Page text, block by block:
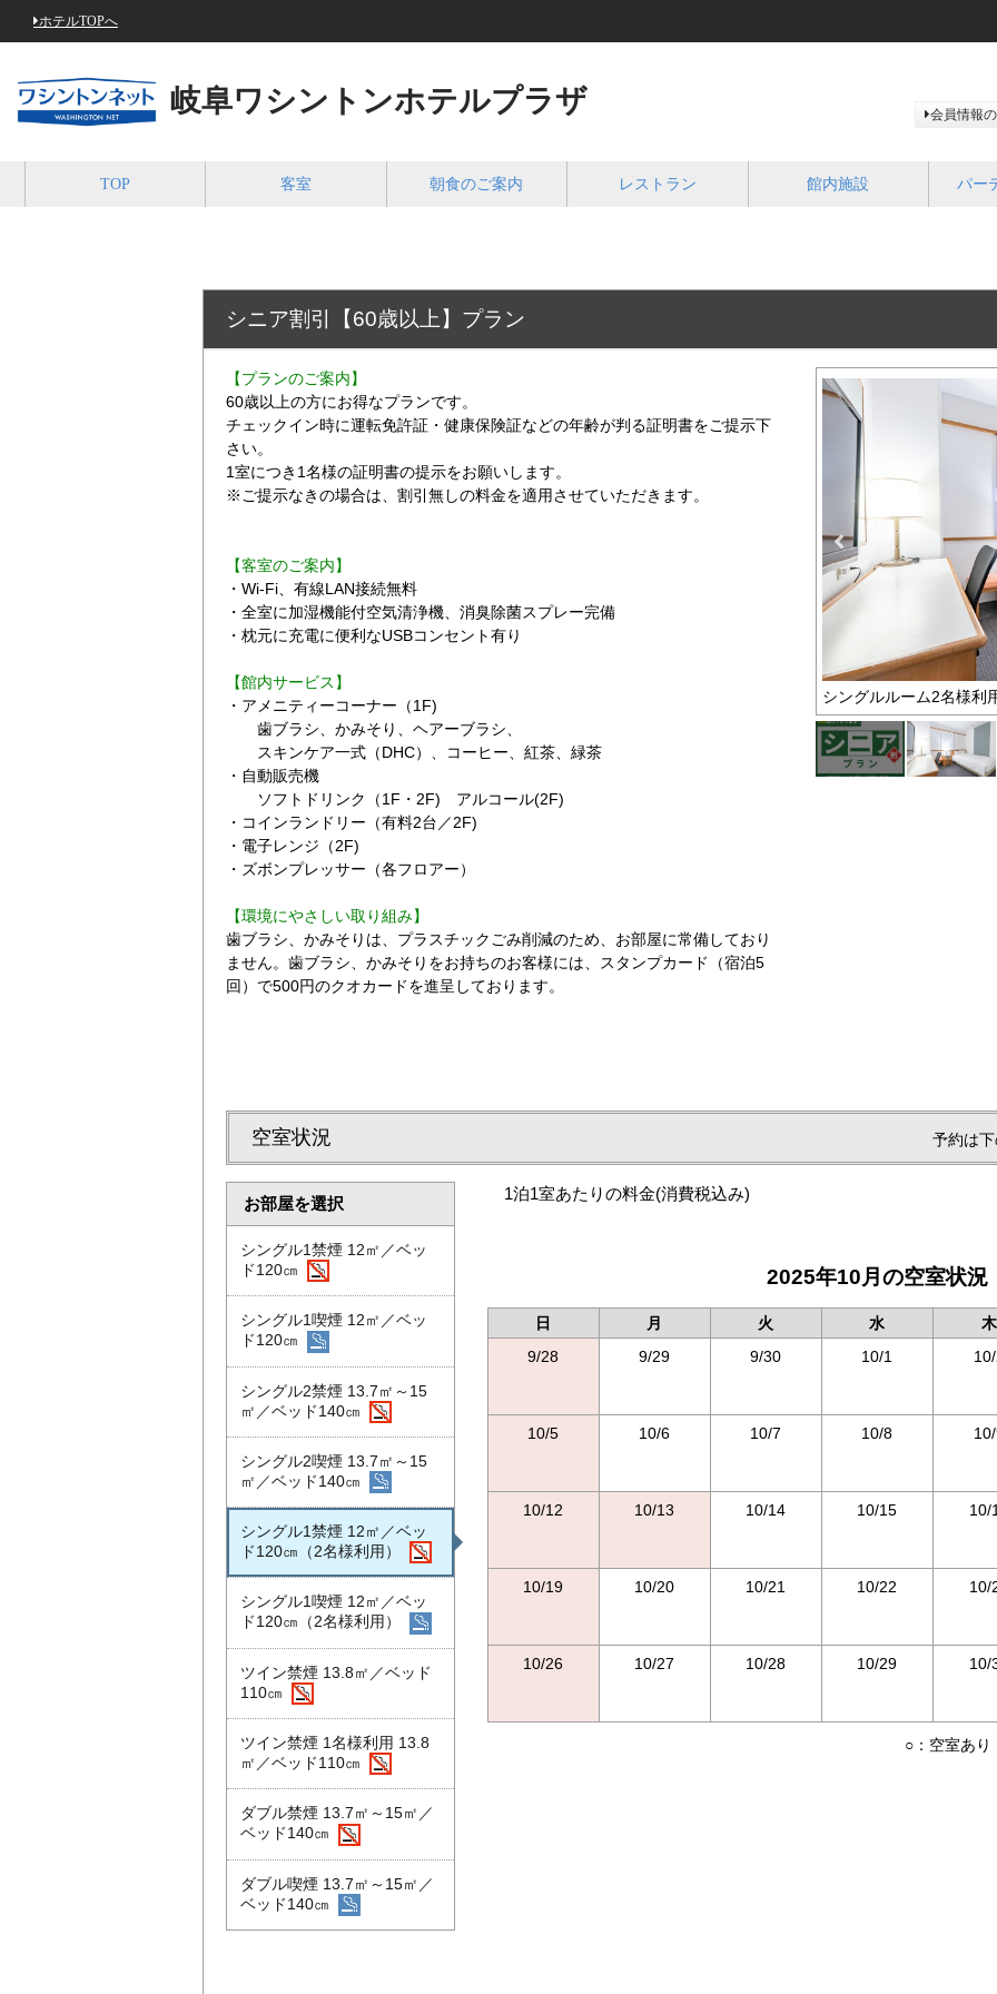
ホテルTOPへ
岐阜ワシントンホテルプラザ 会員情報
TOP 客室 朝食のご案内 レストラン 館内施設 パー
シニア割引【60歳以上】プラン
【プランのご案内】
60歳以上の方にお得なプランです。
チェックイン時に運転免許証・健康保険証などの年齢が判る証明書をご提示下
さい。
1室につき1名様の証明書の提示をお願いします。
※ご提示なきの場合は、割引無しの料金を適用させていただきます。
【客室のご案内】
・Wi-Fi、有線LAN接続無料
・全室に加湿機能付空気清浄機、消臭除菌スプレー完備
・枕元に充電に便利なUSBコンセント有り
【館内サービス】
・アメニティーコーナー（1F)
歯ブラシ、かみそり、ヘアーブラシ、
スキンケア一式（DHC）、コーヒー、紅茶、緑茶
・自動販売機
ソフトドリンク（1F・2F) アルコール(2F)
・コインランドリー（有料2台／2F)
・電子レンジ（2F)
・ズボンプレッサー（各フロアー）
【環境にやさしい取り組み】
歯ブラシ、かみそりは、プラスチックごみ削減のため、お部屋に常備しており
ません。歯ブラシ、かみそりをお持ちのお客様には、スタンプカード（宿泊5
回）で500円のクオカードを進呈しております。
60歳以上の方にお得なプラン シングルルーム2名様利
空室状況 予約は
お部屋を選択
シングル1禁煙 12㎡／ベッ
ド120㎝
シングル1喫煙 12㎡／ベッ
ド120㎝
シングル2禁煙 13.7㎡～15
㎡／ベッド140㎝
シングル2喫煙 13.7㎡～15
㎡／ベッド140㎝
シングル1禁煙 12㎡／ベッ
ド120㎝（2名様利用）
シングル1喫煙 12㎡／ベッ
ド120㎝（2名様利用）
ツイン禁煙 13.8㎡／ベッド
110㎝
ツイン禁煙 1名様利用 13.8
㎡／ベッド110㎝
ダブル禁煙 13.7㎡～15㎡／
ベッド140㎝
ダブル喫煙 13.7㎡～15㎡／
ベッド140㎝
1泊1室あたりの料金(消費税込み)
2025年10月の空室状況
日 月 火 水
木
9/28
9/29 9/30 10/1
10/5 10/6 10/7 10/8
10/12 10/13 10/14 10/15 10/
10/19 10/20 10/21 10/22 10/
10/26 10/27 10/28 10/29 10/
○：空室あ